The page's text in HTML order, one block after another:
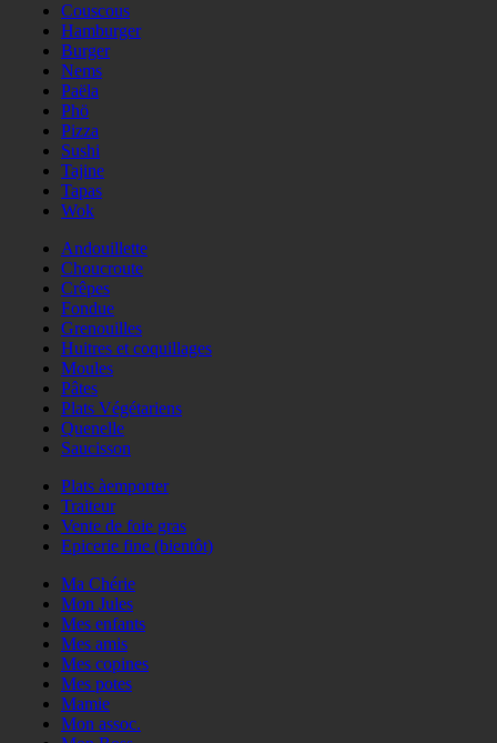
Couscous
Hamburger
Burger
Nems
Paëla
Phö
Pizza
Sushi
Tajine
Tapas
Wok
Andouillette
Choucroute
Crêpes
Fondue
Grenouilles
Huitres et coquillages
Moules
Pâtes
Plats Végétariens
Quenelle
Saucisson
Plats àemporter
Traiteur
Vente de foie gras
Epicerie fine (bientôt)
Ma Chérie
Mon Jules
Mes enfants
Mes amis
Mes copines
Mes potes
Mamie
Mon assoc.